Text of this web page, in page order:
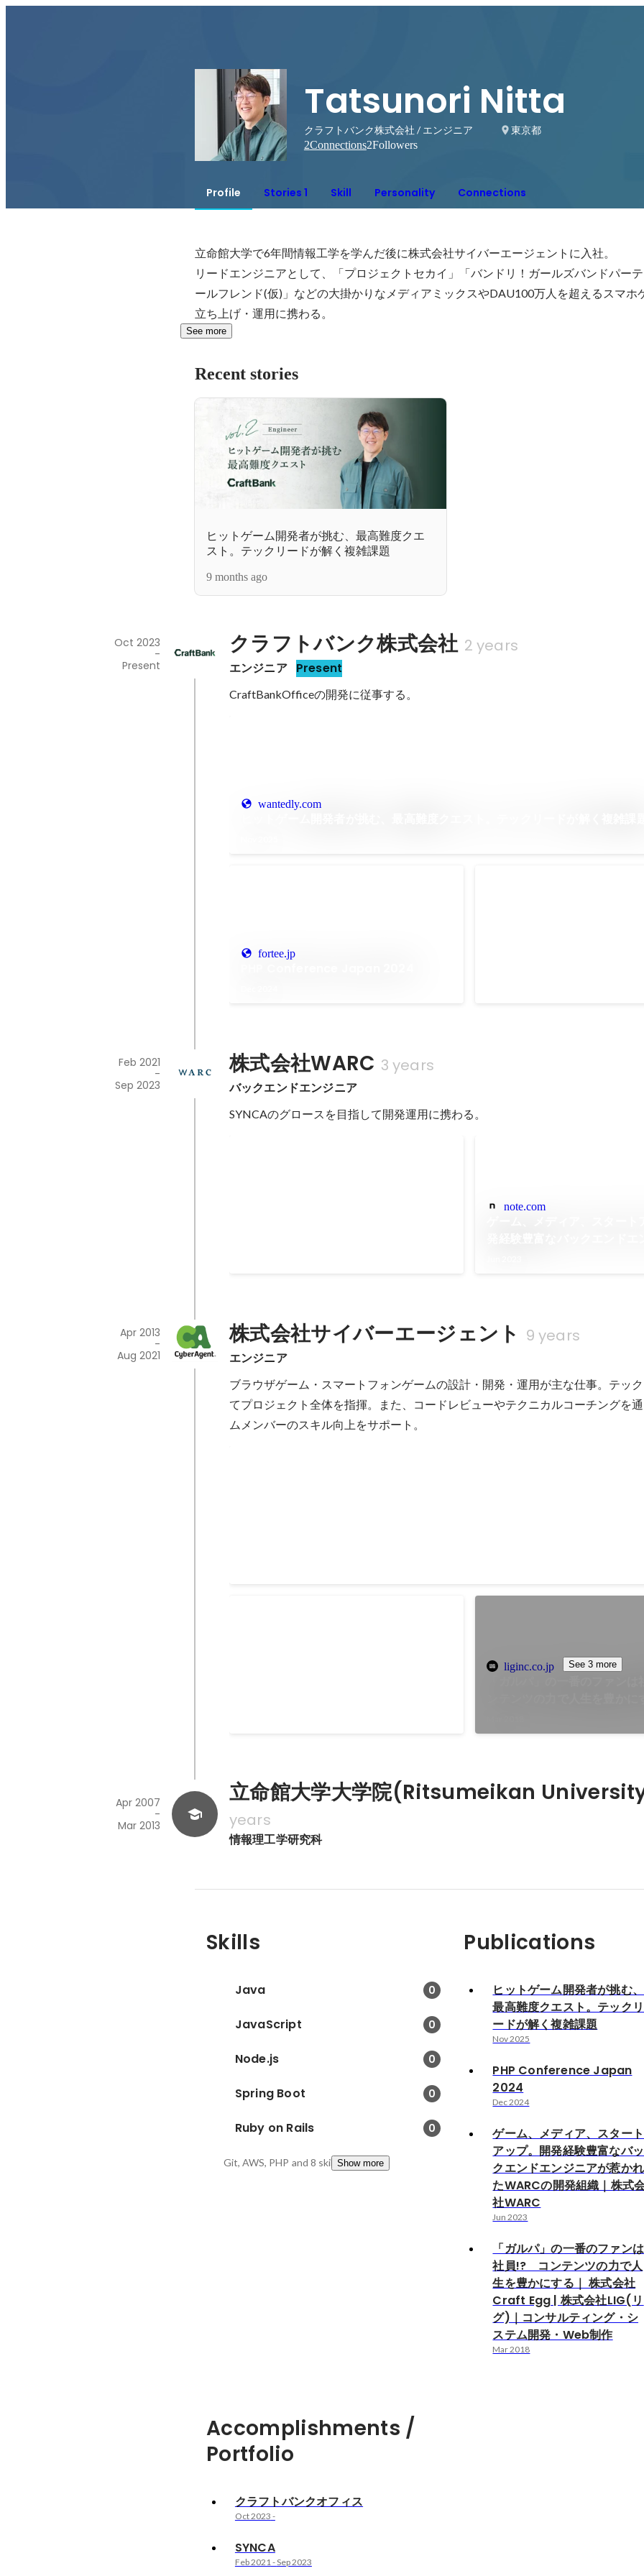
Tatsunori Nitta
クラフトバンク株式会社 / エンジニア
東京都
2Connections2Followers
Profile Stories 1 Skill Personality Connections
立命館大学で6年間情報工学を学んだ後に株式会社サイバーエージェントに入社。
リードエンジニアとして、「プロジェクトセカイ」「バンドリ！ガールズバンドパー
ールフレンド(仮)」などの大掛かりなメディアミックスやDAU100万人を超えるスマホ
立ち上げ・運用に携わる。
See more
Recent stories
ヒットゲーム開発者が挑む、最高難度クエ
スト。テックリードが解く複雑課題
9 months ago
クラフトバンク株式会社 2 years
エンジニア Present
Oct 2023
-
Present
CraftBankOfficeの開発に従事する。
wantedly.com
fortee.jp
株式会社WARC 3 years
バックエンドエンジニア
Feb 2021
-
Sep 2023
SYNCAのグロースを目指して開発運用に携わる。
note.com
株式会社サイバーエージェント 9 years
エンジニア
Apr 2013
-
Aug 2021
ブラウザゲーム・スマートフォンゲームの設計・開発・運用が主な仕事。テッ
てプロジェクト全体を指揮。また、コードレビューやテクニカルコーチングを
ムメンバーのスキル向上をサポート。
liginc.co.jp
｜コンサルティング・システ
See 3 more
立命館大学大学院(Ritsumeikan
years
情報理工学研究科
Apr 2007
-
Mar 2013
Skills
Java 0
JavaScript 0
Node.js 0
Spring Boot 0
Ruby on Rails 0
Git, AWS, PHP and 8 skillsShow more
Publications
ヒットゲーム開発者が挑む、
最高難度クエスト。テックリ
ードが解く複雑課題
Nov 2025
PHP Conference Japan
2024
Dec 2024
ゲーム、メディア、スタート
アップ。開発経験豊富なバッ
クエンドエンジニアが惹かれ
たWARCの開発組織｜株式
社WARC
Jun 2023
「ガルパ」の一番のファンは
社員!? コンテンツの力で人
生を豊かにする｜ 株式会社
Craft Egg | 株式会社LIG(リ
グ)｜コンサルティング・シ
ステム開発・Web制作
Mar 2018
Accomplishments /
Portfolio
クラフトバンクオフィス
Oct 2023 -
SYNCA
Feb 2021 -Sep 2023